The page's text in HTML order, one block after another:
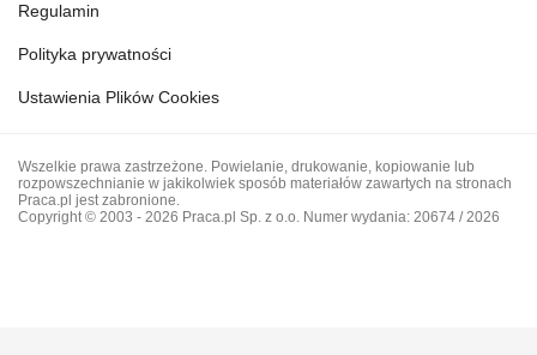
Regulamin
Polityka prywatności
Ustawienia Plików Cookies
Wszelkie prawa zastrzeżone. Powielanie, drukowanie, kopiowanie lub
rozpowszechnianie w jakikolwiek sposób materiałów zawartych na stronach
Praca.pl jest zabronione.
Copyright © 2003 - 2026 Praca.pl Sp. z o.o. Numer wydania: 20674 / 2026